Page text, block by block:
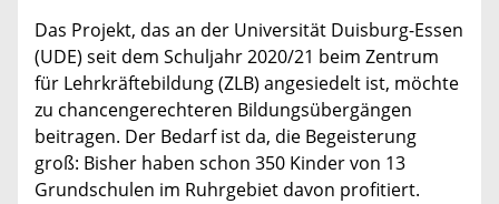
Das Projekt, das an der Universität Duisburg-Essen
(UDE) seit dem Schuljahr 2020/21 beim Zentrum
für Lehrkräftebildung (ZLB) angesiedelt ist, möchte
zu chancengerechteren Bildungsübergängen
beitragen. Der Bedarf ist da, die Begeisterung
groß: Bisher haben schon 350 Kinder von 13
Grundschulen im Ruhrgebiet davon profitiert.